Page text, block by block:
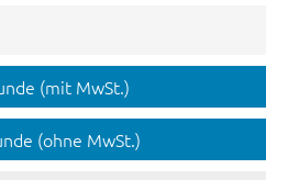
(mit MwSt.)
(ohne MwSt.)